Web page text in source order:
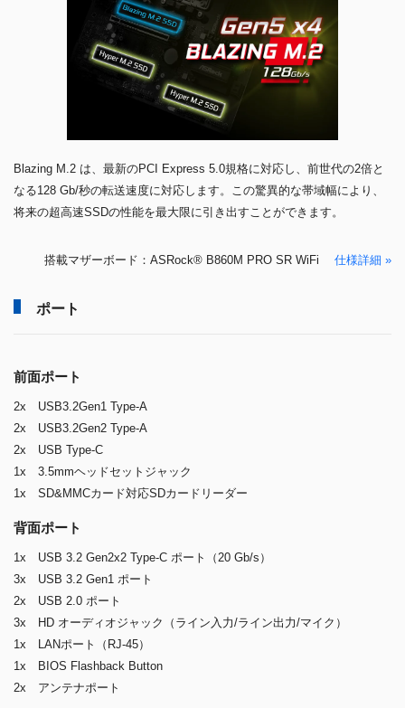
Blazing M.2 は、最新のPCI Express 5.0規格に対応し、前世代の2倍と
なる128 Gb/秒の転送速度に対応します。この驚異的な帯域幅により、
将来の超高速SSDの性能を最大限に引き出すことができます。
搭載マザーボード：ASRock® B860M PRO SR WiFi 仕様詳細 »
ポート
前面ポート
2x USB3.2Gen1 Type-A
2x USB3.2Gen2 Type-A
2x USB Type-C
1x 3.5mmヘッドセットジャック
1x SD&MMCカード対応SDカードリーダー
背面ポート
1x USB 3.2 Gen2x2 Type-C ポート（20 Gb/s）
3x USB 3.2 Gen1 ポート
2x USB 2.0 ポート
3x HD オーディオジャック（ライン入力/ライン出力/マイク）
1x LANポート（RJ-45）
1x BIOS Flashback Button
2x アンテナポート